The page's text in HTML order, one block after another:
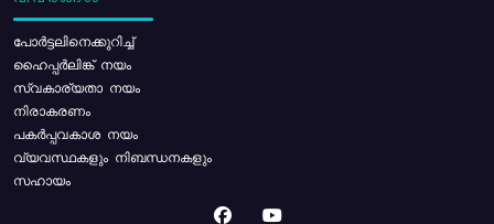
പോര്‍ട്ടലിനെക്കുറിച്ച്
ഹൈപ്പർലിങ്ക് നയം
സ്വകാര്യതാ നയം
നിരാകരണം
പകർപ്പവകാശ നയം
വ്യവസ്ഥകളും നിബന്ധനകളും
സഹായം